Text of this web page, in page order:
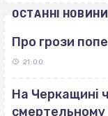
ОСТАННІ НОВИНИ
Про грози
21:00
На Черкащині
смертельному